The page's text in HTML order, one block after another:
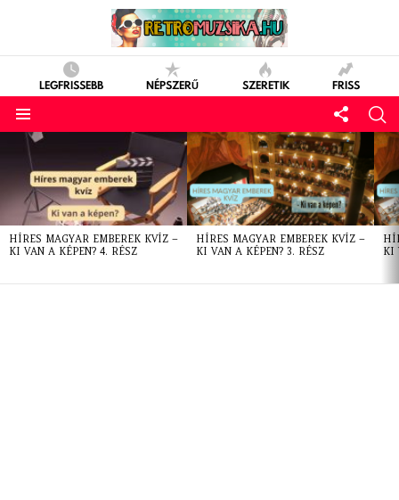
LEGFRISSEBB NÉPSZERŰ SZERETIK FRISS
LATEST
STORIES
HÍRES MAGYAR EMBEREK KVÍZ –
KI VAN A KÉPEN? 4. RÉSZ
HÍRES MAGYAR EMBEREK KVÍZ –
KI VAN A KÉPEN? 3. RÉSZ
KI